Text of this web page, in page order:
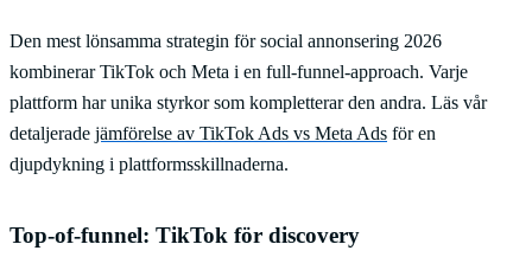
Den mest lönsamma strategin för social annonsering 2026
kombinerar TikTok och Meta i en full-funnel-approach. Varje
plattform har unika styrkor som kompletterar den andra. Läs vår
detaljerade jämförelse av TikTok Ads vs Meta Ads för en
djupdykning i plattformsskillnaderna.
Top-of-funnel: TikTok för discovery